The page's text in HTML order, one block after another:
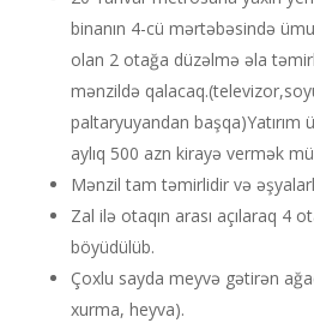
binanın 4-cü mərtəbəsində
olan 2 otağa düzəlmə əla
mənzildə
paltaryuyandan başqa)Yatırım
aylıq 500 azn kirayə vermək
Mənzil tam təmirlidir və
Zal ilə otaqın arası açılaraq 4
böyüdülüb.
Çoxlu sayda meyvə gətirən
xurma, heyva).